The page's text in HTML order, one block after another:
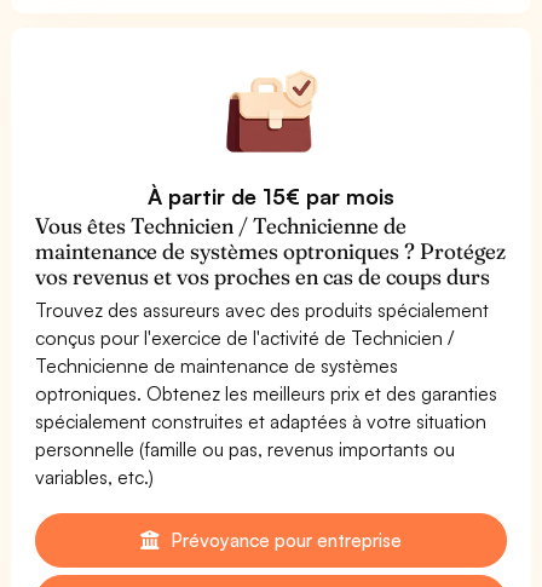
À partir de 15€ par mois
Vous êtes Technicien / Technicienne de
maintenance de systèmes optroniques ? Protégez
vos revenus et vos proches en cas de coups durs
Trouvez des assureurs avec des produits spécialement
conçus pour l'exercice de l'activité de Technicien /
Technicienne de maintenance de systèmes
optroniques. Obtenez les meilleurs prix et des garanties
spécialement construites et adaptées à votre situation
personnelle (famille ou pas, revenus importants ou
variables, etc.)
Prévoyance pour entreprise